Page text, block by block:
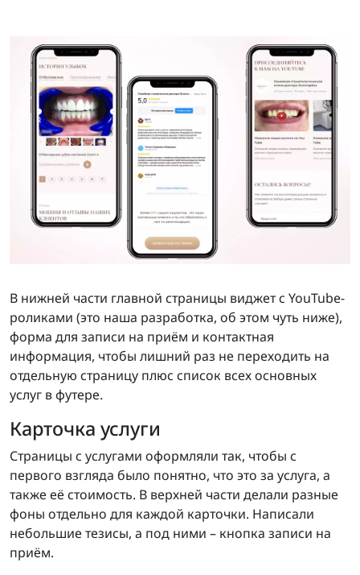
В нижней части главной страницы виджет с YouTube-
роликами (это наша разработка, об этом чуть ниже),
форма для записи на приём и контактная
информация, чтобы лишний раз не переходить на
отдельную страницу плюс список всех основных
услуг в футере.
Карточка услуги
Страницы с услугами оформляли так, чтобы с
первого взгляда было понятно, что это за услуга, а
также её стоимость. В верхней части делали разные
фоны отдельно для каждой карточки. Написали
небольшие тезисы, а под ними – кнопка записи на
приём.